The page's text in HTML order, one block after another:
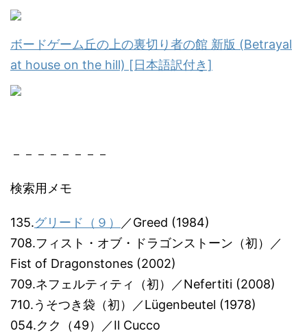
ボードゲーム丘の上の裏切り者の館 新版 (Betrayal
at house on the hill) [日本語訳付き]
－－－－－－－－
検索用メモ
135.グリード（９）
／Greed (1984)
708.フィスト・オブ・ドラゴンストーン（初）／
Fist of Dragonstones (2002)
709.ネフェルティティ（初）／Nefertiti (2008)
710.うそつき袋（初）／Lügenbeutel (1978)
054.クク（49）／Il Cucco